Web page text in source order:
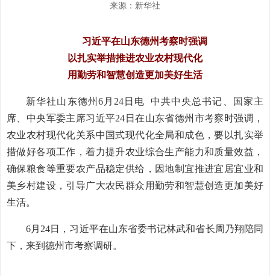
来源： 新华社
习近平在山东德州考察时强调
以扎实举措推进农业农村现代化
用勤劳和智慧创造更加美好生活
新华社山东德州6月24日电 中共中央总书记、国家主
席、中央军委主席习近平24日在山东省德州市考察时强调，
农业农村现代化关系中国式现代化全局和成色，要以扎实举
措做好各项工作，着力提升农业综合生产能力和质量效益，
确保粮食等重要农产品稳定供给，因地制宜推进宜居宜业和
美乡村建设，引导广大农民群众用勤劳和智慧创造更加美好
生活。
6月24日，习近平在山东省委书记林武和省长周乃翔陪同
下，来到德州市考察调研。